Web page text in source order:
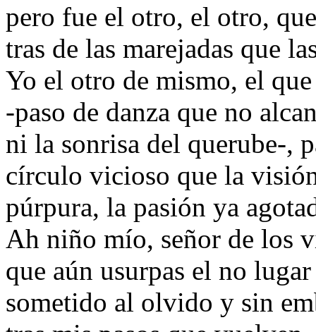
pero fue el otro, el otro,
tras de las marejadas que
Yo el otro de mismo, el
-paso de danza que no
ni la sonrisa del querube-,
círculo vicioso que la
púrpura, la pasión ya
Ah niño mío, señor de los
que aún usurpas el no
sometido al olvido y sin